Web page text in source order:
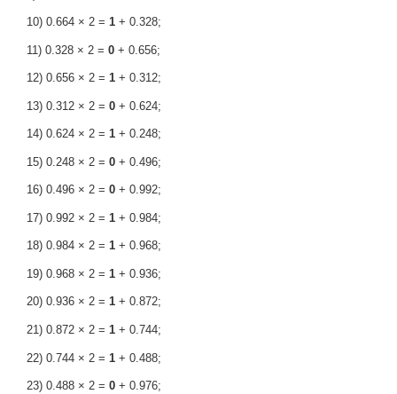
10) 0.664 × 2 = 1+ 0.328;
11) 0.328 × 2 = 0+ 0.656;
12) 0.656 × 2 = 1+ 0.312;
13) 0.312 × 2 = 0+ 0.624;
14) 0.624 × 2 = 1+ 0.248;
15) 0.248 × 2 = 0+ 0.496;
16) 0.496 × 2 = 0+ 0.992;
17) 0.992 × 2 = 1+ 0.984;
18) 0.984 × 2 = 1+ 0.968;
19) 0.968 × 2 = 1+ 0.936;
20) 0.936 × 2 = 1+ 0.872;
21) 0.872 × 2 = 1+ 0.744;
22) 0.744 × 2 = 1+ 0.488;
23) 0.488 × 2 = 0+ 0.976;